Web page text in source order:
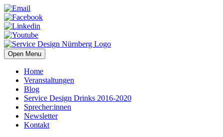
Open Menu
Home
Veranstaltungen
Blog
Service Design Drinks 2016-2020
Sprecher:innen
Newsletter
Kontakt